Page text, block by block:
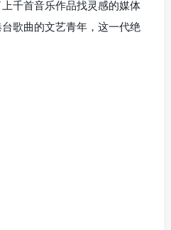
千首音乐作品找灵感的媒体
歌曲的文艺青年，这一代绝